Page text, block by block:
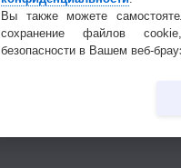
Вы также можете
сохранение файлов
безопасности в Вашем веб-